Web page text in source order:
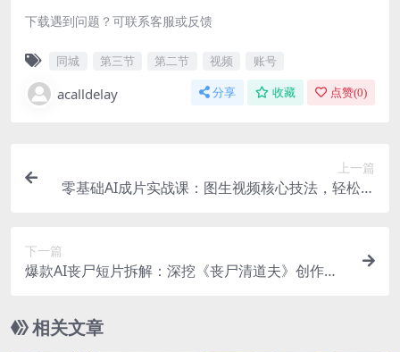
下载遇到问题？可联系客服或反馈
同城 第三节 第二节 视频 账号
acalldelay 分享 收藏 点赞(0)
上一篇
零基础AI成片实战课：图生视频核心技法，轻松制
下一篇
爆款AI丧尸短片拆解：深挖《丧尸清道夫》创作逻
相关文章